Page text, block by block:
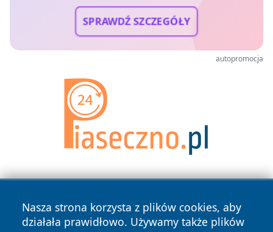
SPRAWDŹ SZCZEGÓŁY
autopromocja
Nasza strona korzysta z plików cookies, aby
działała prawidłowo. Używamy także plików